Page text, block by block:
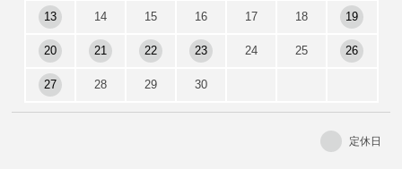
13 14 15 16 17 18 19
20 21 22 23 24 25 26
27 28 29 30
定休日